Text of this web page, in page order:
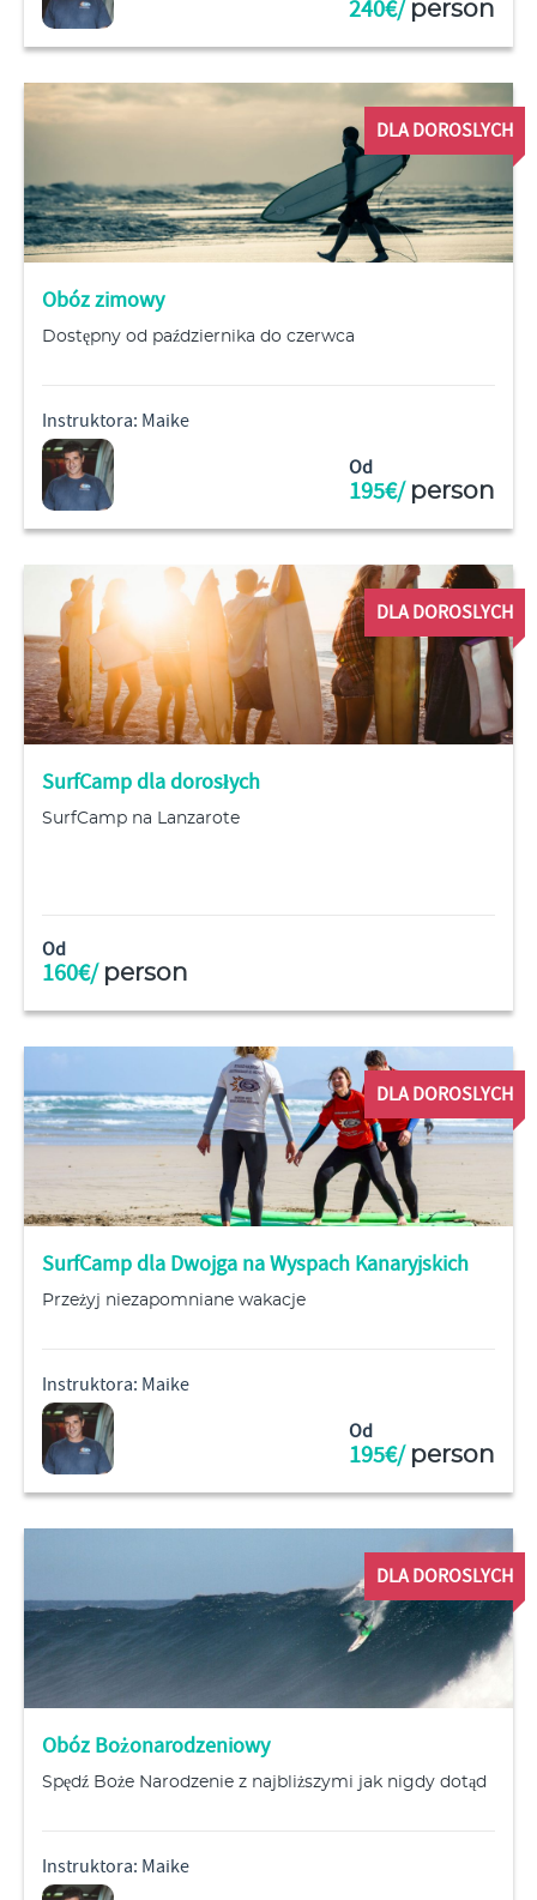
240€/ person
Obóz zimowy
Dostępny od października do czerwca
DLA DOROSLYCH
Instruktora: Maike
Od
195€/ person
SurfCamp dla dorosłych
SurfCamp na Lanzarote
DLA DOROSLYCH
Od
160€/ person
SurfCamp dla Dwojga na Wyspach Kanaryjskich
Przeżyj niezapomniane wakacje
DLA DOROSLYCH
Instruktora: Maike
Od
195€/ person
Obóz Bożonarodzeniowy
Spędź Boże Narodzenie z najbliższymi jak nigdy dotąd
DLA DOROSLYCH
Instruktora: Maike